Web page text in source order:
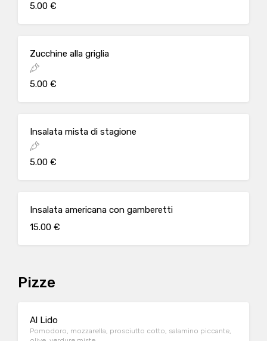
5.00 €
Zucchine alla griglia
5.00 €
Insalata mista di stagione
5.00 €
Insalata americana con gamberetti
15.00 €
Pizze
Al Lido
Pomodoro, mozzarella, prosciutto cotto, salamino piccante,